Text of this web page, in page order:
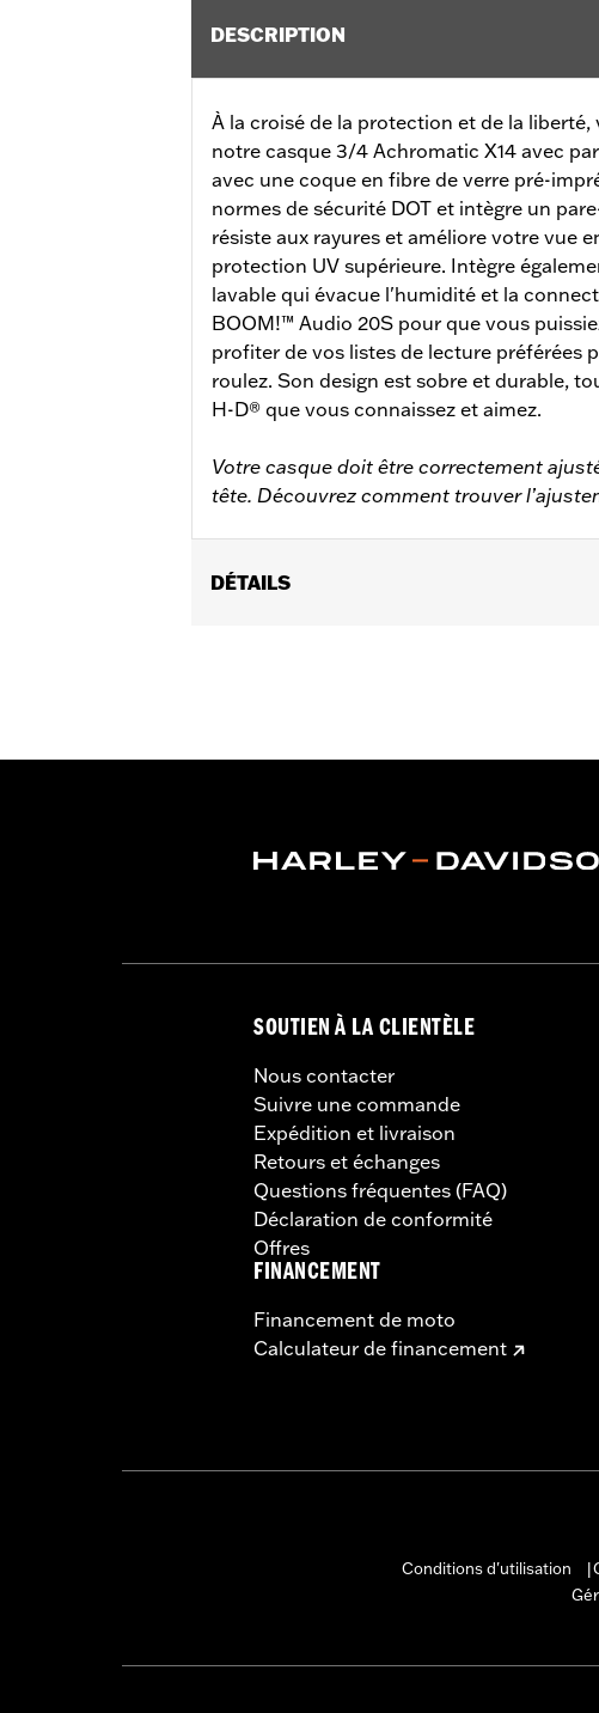
DESCRIPTION
À la croisé de la protection et de la
notre casque 3/4 Achromatic X14 avec
avec une coque en fibre de verre pré-
normes de sécurité DOT et intègre un
résiste aux rayures et améliore votre vue
protection UV supérieure. Intègre
lavable qui évacue l'humidité et la
BOOM!™ Audio 20S pour que vous
profiter de vos listes de lecture préférées
roulez. Son design est sobre et durable,
H-D® que vous connaissez et aimez.
Votre casque doit être correctement
tête. Découvrez comment trouver
DÉTAILS
SOUTIEN À LA CLIENTÈLE
Nous contacter
Suivre une commande
Expédition et livraison
Retours et échanges
Questions fréquentes (FAQ)
Déclaration de conformité
Offres
FINANCEMENT
Financement de moto
Calculateur de financement
Conditions d'utilisation